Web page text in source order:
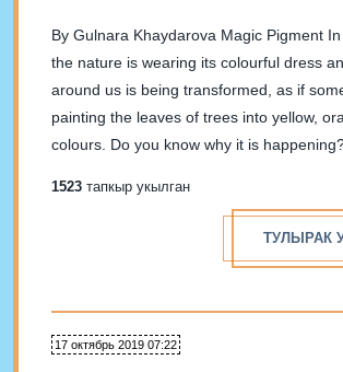
By Gulnara Khaydarova Magic Pigment
the nature is wearing its colourful dress
around us is being transformed, as if
painting the leaves of trees into yellow,
colours. Do you know why it is
1523 тапкыр укылган
ТУЛЫРАК
17 октябрь 2019 07:22